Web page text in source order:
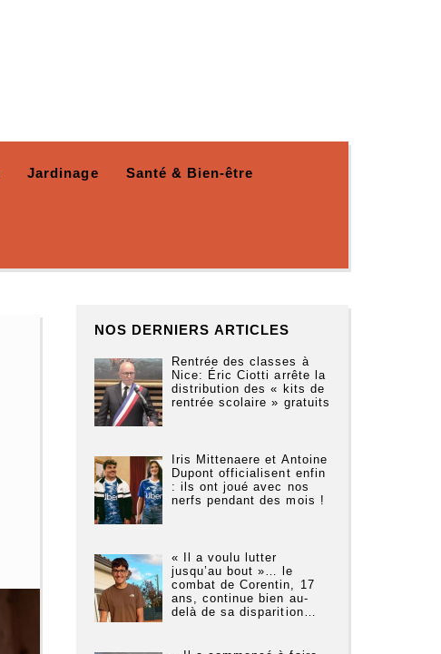
Jardinage Santé & Bien-être
NOS DERNIERS ARTICLES
Rentrée des classes à
Nice: Éric Ciotti arrête la
distribution des « kits de
rentrée scolaire » gratuits
Iris Mittenaere et Antoine
Dupont officialisent enfin
: ils ont joué avec nos
nerfs pendant des mois !
« Il a voulu lutter
jusqu’au bout »… le
combat de Corentin, 17
ans, continue bien au-
delà de sa disparition…